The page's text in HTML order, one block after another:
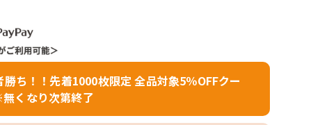
ち！！先着1000枚限定 全品対象5％OFFクー
くなり次第終了